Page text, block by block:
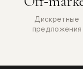
Дискретные
предложения